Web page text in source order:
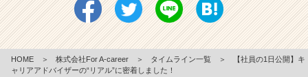
HOME ＞ 株式会社For A-career ＞ タイムライン一覧 ＞
【社員の1日公開】キ
ャリアアドバイザーの“リアル”に密着しました！